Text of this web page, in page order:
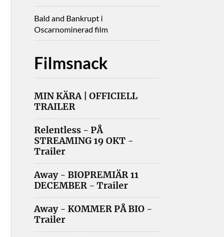
Bald and Bankrupt i
Oscarnominerad film
Filmsnack
MIN KÄRA | OFFICIELL
TRAILER
Relentless - PÅ
STREAMING 19 OKT -
Trailer
Away - BIOPREMIÄR 11
DECEMBER - Trailer
Away - KOMMER PÅ BIO -
Trailer